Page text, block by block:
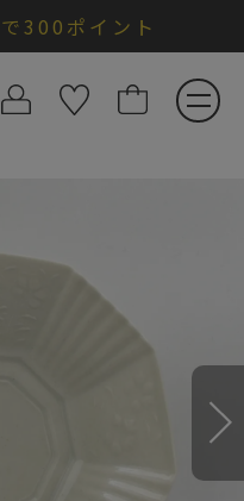
300ポイント